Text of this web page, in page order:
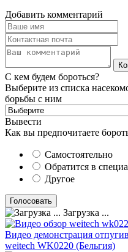
Добавить комментарий
С кем будем бороться?
Выберите из списка
борьбы с ним
Вывести
Как вы предпочитаете
Самостоятельно
Обратится в
Другое
Загрузка ...
Видео демонстрация
weitech WK0220 (Бельгия)